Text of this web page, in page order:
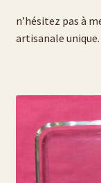
contact
diverses
flûtes à
n’hésitez pas à
artisanale unique.